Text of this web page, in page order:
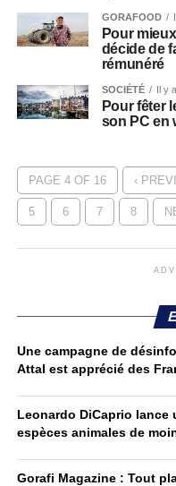
GORAFOOD
Pour
décide de
rémunéré
SOCIÉTÉ Il y
Pour fêter
son PC en
PAGE 4 OF 16 ‹
5 6 7 8
Une campagne de
Attal est apprécié des
Leonardo DiCaprio lance
espèces animales de
Gorafi Magazine : Tout